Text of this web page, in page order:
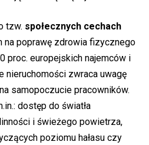
tzw. społecznych cechach
na poprawę zdrowia fizycznego
proc. europejskich najemców i
zwraca uwagę
samopoczucie pracowników.
dostęp do światła
i świeżego powietrza,
poziomu hałasu czy